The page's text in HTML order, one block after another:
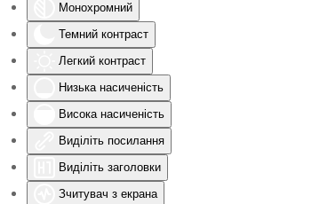
Монохромний
Темний контраст
Легкий контраст
Низька насиченість
Висока насиченість
Виділіть посилання
Виділіть заголовки
Зчитувач з екрана